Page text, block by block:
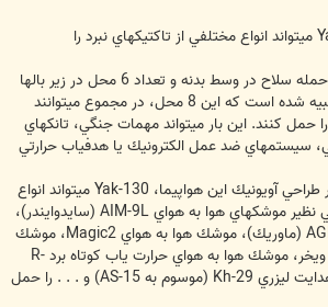
هواپيماي آموزشي Yak-130 مي‏‎تواند انواع مختلفي از تاكتيك‏هاي نبرد را
در اين هواپيما، يك محل حمله سلاح در وسط بدنه و تعداد 6 محل در زير بالها
و 2 محل در نوك بالها، تعبيه شده است كه اين 8 محل، در مجموع مي‏توانند
بار را حمل كنند. اين بار مي‏تواند مهمات جنگي، تانكهاي
سيستم‏هاي ضد عمل الكترونيك يا هدف‏ياب حرارتي
به علت نوع معماري باز در طراحي آويونيك اين هواپيما، Yak-130 مي‏تواند انواع
گوناگوني از تسليحات غربي نظير موشكهاي هوا به هواي AIM-9L (سايدوايندر)،
موشك هوا به زمين AGM-65 (ماوريك)، موشك هوا به هواي Magic2، موشك
هوا به زمين هدايت ليزري ويخر، موشك هوا به هواي حرارت ياب كوتاه برد R-
73، موشك هوا به زمين هدايت ليزري Kh-29 (موسوم به AS-15) و . . . را حمل